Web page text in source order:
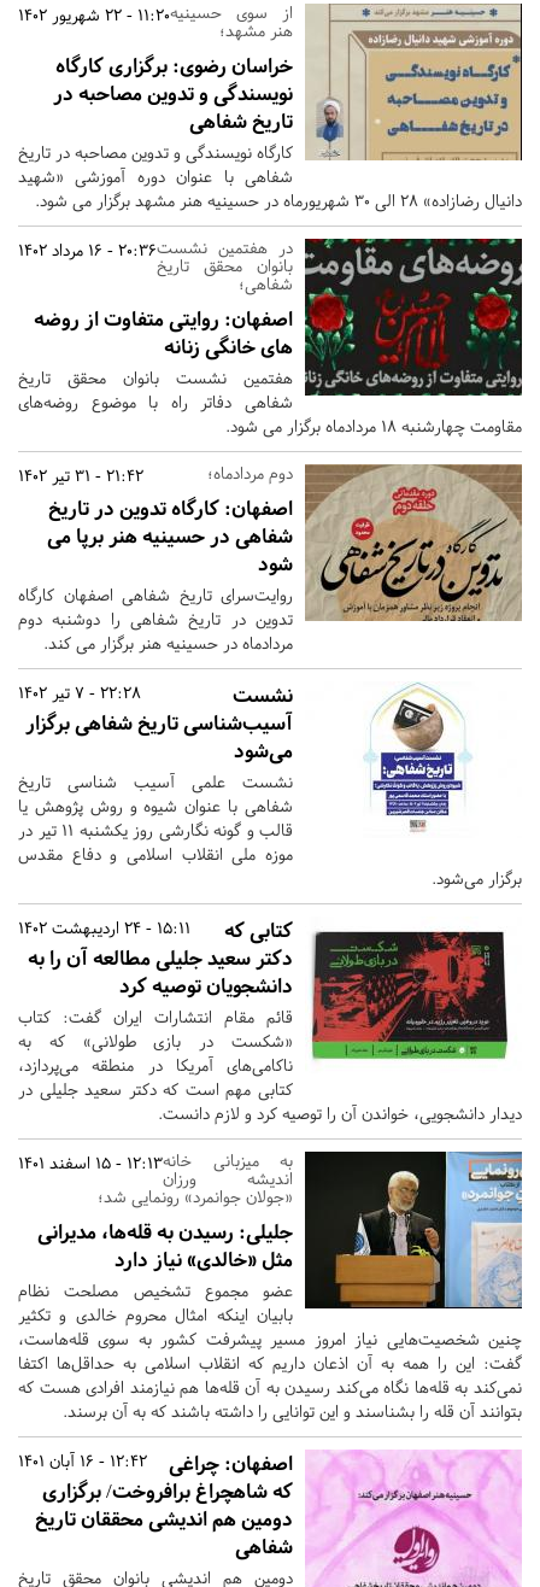
11:20 - 22 شهریور 1402از سوی حسینیه
هنر مشهد؛
خراسان رضوی: برگزاری کارگاه
نویسندگی و تدوین مصاحبه در
تاریخ شفاهی
کارگاه نویسندگی و تدوین مصاحبه در تاریخ
شفاهی با عنوان دوره آموزشی «شهید
دانیال رضازاده» ۲۸ الی ۳۰ شهریورماه در حسینیه هنر مشهد برگزار می شود.
20:36 - 16 مرداد 1402در هفتمین نشست
بانوان محقق تاریخ
شفاهی؛
اصفهان: روایتی متفاوت از روضه
های خانگی زنانه
هفتمین نشست بانوان محقق تاریخ
شفاهی دفاتر راه با موضوع روضه‌های
مقاومت چهارشنبه 18 مردادماه برگزار می شود.
21:42 - 31 تیر 1402 دوم مردادماه؛
اصفهان: کارگاه تدوین در تاریخ
شفاهی در حسینیه هنر برپا می
شود
روایت‌سرای تاریخ شفاهی اصفهان کارگاه
تدوین در تاریخ شفاهی را دوشنبه دوم
مردادماه در حسینیه هنر برگزار می کند.
22:28 - 7 تیر 1402
نشست
آسیب‌شناسی تاریخ شفاهی برگزار
می‌شود
نشست علمی آسیب شناسی تاریخ
شفاهی با عنوان شیوه و روش پژوهش یا
قالب و گونه‌ نگارشی روز یکشنبه ۱۱ تیر در
موزه ملی انقلاب اسلامی و دفاع مقدس
برگزار می‌شود.
15:11 - 24 اردیبهشت 1402
کتابی که
دکتر سعید جلیلی مطالعه آن را به
دانشجویان توصیه کرد
قائم مقام انتشارات ایران گفت: کتاب
«شکست در بازی طولانی» که به
ناکامی‌های آمریکا در منطقه می‌پردازد،
کتابی مهم است که دکتر سعید جلیلی در
دیدار دانشجویی، خواندن آن را توصیه کرد و لازم دانست.
12:13 - 15 اسفند 1401به میزبانی خانه
اندیشه ورزان
«جولان جوانمرد» رونمایی شد؛
جلیلی: رسیدن به قله‌ها، مدیرانی
مثل «خالدی» نیاز دارد
عضو مجموع تشخیص مصلحت نظام
بابیان اینکه امثال محروم خالدی و تکثیر
چنین شخصیت‌هایی نیاز امروز مسیر پیشرفت کشور به سوی قله‌هاست،
گفت: این را همه به آن اذعان داریم که انقلاب اسلامی به حداقل‌ها اکتفا
نمی‌کند به قله‌ها نگاه می‌کند رسیدن به آن قله‌ها هم نیازمند افرادی هست که
بتوانند آن قله را بشناسند و این توانایی را داشته باشند که به آن برسند.
12:42 - 16 آبان 1401 اصفهان: چراغی
که شاهچراغ برافروخت/ برگزاری
دومین هم اندیشی محققان تاریخ
شفاهی
دومین هم اندیشی بانوان محقق تاریخ